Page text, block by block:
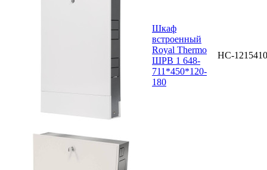
Шкаф
встроенный
Royal Thermo
ШРВ 1 648-
711*450*120-
180
НС-1215410